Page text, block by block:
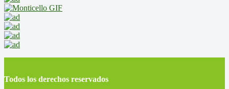
Todos los derechos reservados